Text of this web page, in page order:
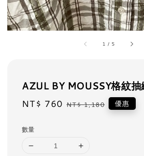
1 / 5
AZUL BY MOUSSY格紋抽
Sale
NT$ 760 Regular
NT$ 1,180 優惠
數量